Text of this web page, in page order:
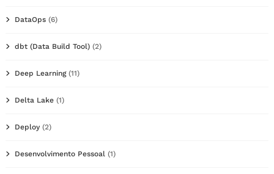
DataOps (6)
dbt (Data Build Tool) (2)
Deep Learning(11)
Delta Lake (1)
Deploy (2)
Desenvolvimento Pessoal (1)